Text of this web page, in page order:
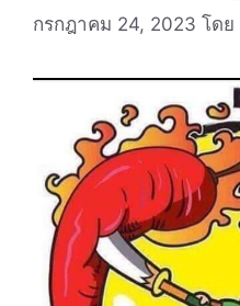
กรกฎาคม 24, 2023 โดย